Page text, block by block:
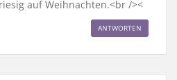
auf Weihnachten.<br /><
ANTWORTEN